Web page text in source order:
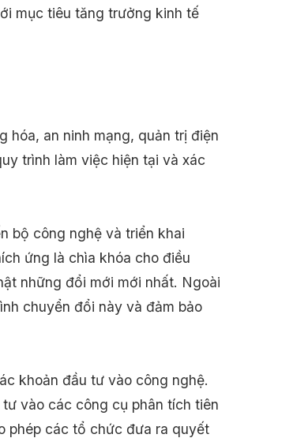
mục tiêu tăng trưởng kinh tế
an ninh mạng, quản trị điện
trình làm việc hiện tại và xác
bộ công nghệ và triển khai
ứng là chìa khóa cho điều
những đổi mới mới nhất. Ngoài
chuyển đổi này và đảm bảo
khoản đầu tư vào công nghệ.
vào các công cụ phân tích tiên
phép các tổ chức đưa ra quyết